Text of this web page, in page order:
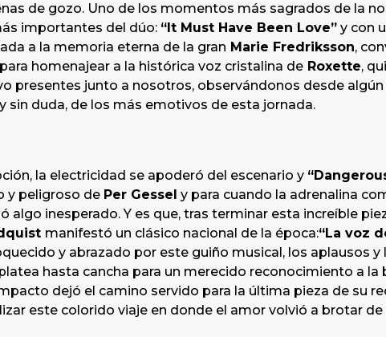
de gozo. Uno de los momentos más sagrados de la
importantes del dúo: “It Must Have Been Love” y con
a la memoria eterna de la gran Marie Fredriksson,
homenajear a la histórica voz cristalina de Roxette,
presentes junto a nosotros, observándonos desde algún
sin duda, de los más emotivos de esta jornada.
la electricidad se apoderó del escenario y
y peligroso de Per Gessel y para cuando la adrenalina
algo inesperado. Y es que, tras terminar esta increíble
manifestó un clásico nacional de la época:“La voz
y abrazado por este guiño musical, los aplausos y
hasta cancha para un merecido reconocimiento a la
dejó el camino servido para la última pieza de su
este colorido viaje en donde el amor volvió a brotar